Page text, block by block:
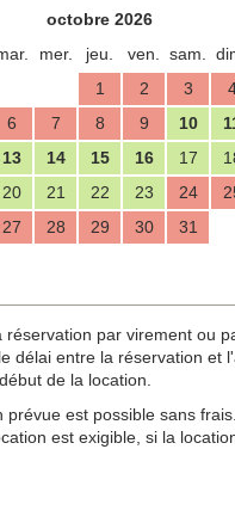
octobre 2026
mer. jeu. ven. sam.
1
2 3
6 7 8 9 10
13 14 15 16 17
20 21 22 23 24
27 28 29 30 31
par virement ou
entre la réservation
de la location.
est possible sans
est exigible, si la